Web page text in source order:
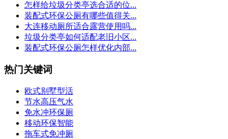
怎样给垃圾分类亭选合适的位...
装配式环保公厕有哪些值得关...
大连移动厕所适合露营使用吗...
垃圾分类亭如何适配老旧小区...
装配式环保公厕怎样优化内部...
热门关键词
欧式别墅型活
节水高压气水
免水冲环保厕
移动环保智能
拖车式免冲厕